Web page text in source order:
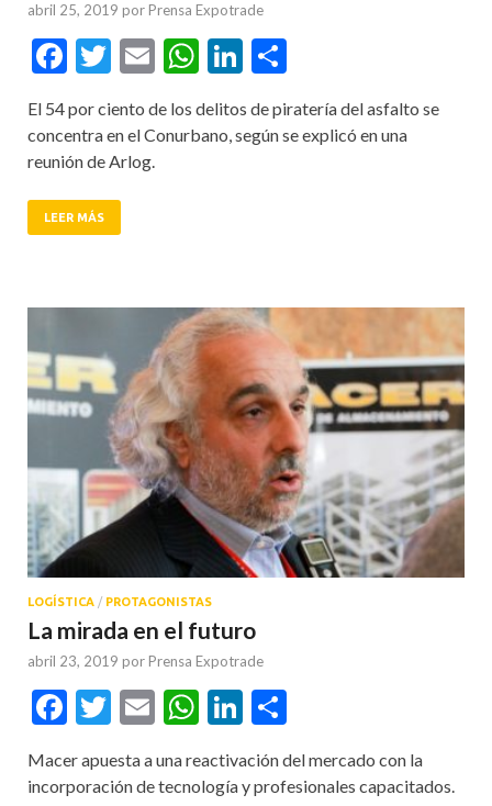
abril 25, 2019 por Prensa Expotrade
Facebook
Twitter
EmailWhatsApp
LinkedIn
El 54 por ciento de los delitos de piratería del asfalto se
concentra en el Conurbano, según se explicó en una
reunión de Arlog.
LEER MÁS
LOGÍSTICA / PROTAGONISTAS
La mirada en el futuro
abril 23, 2019 por Prensa Expotrade
Facebook
Twitter
EmailWhatsApp
LinkedIn
Macer apuesta a una reactivación del mercado con la
incorporación de tecnología y profesionales capacitados.